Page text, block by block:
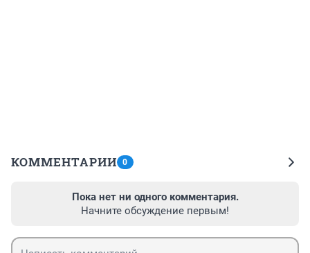
КОММЕНТАРИИ 0
Пока нет ни одного комментария.
Начните обсуждение первым!